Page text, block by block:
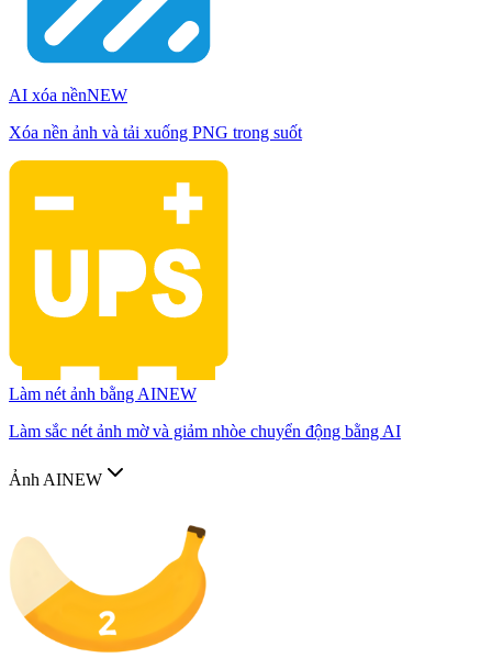
AI xóa nềnNEW
Xóa nền ảnh và tải xuống PNG trong suốt
Làm nét ảnh bằng AINEW
Làm sắc nét ảnh mờ và giảm nhòe chuyển động bằng AI
Ảnh AINEW